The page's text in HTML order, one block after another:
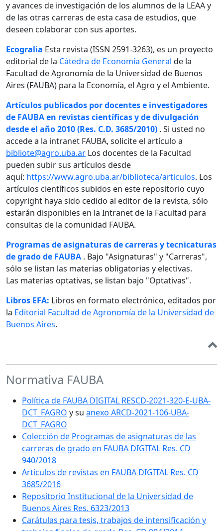
y avances de investigación de los alumnos de la LEAA y
de las otras carreras de esta casa de estudios, que
deseen colaborar con sus aportes.
Ecogralia Esta revista (ISSN 2591-3263), es un proyecto
editorial de la Cátedra de Economía General de la
Facultad de Agronomía de la Universidad de Buenos
Aires (FAUBA) para la Economía, el Agro y el Ambiente.
Artículos publicados por docentes e investigadores
de FAUBA en revistas científicas y de divulgación
desde el año 2010 (Res. C.D. 3685/2010) . Si usted no
accede a la intranet FAUBA, solicite el artículo a
bibliote@agro.uba.ar Los docentes de la Facultad
pueden subir sus artículos desde
aquí: https://www.agro.uba.ar/biblioteca/articulos. Los
artículos científicos subidos en este repositorio cuyo
copyright haya sido cedido al editor de la revista, sólo
estarán disponibles en la Intranet de la Facultad para
consultas de la comunidad FAUBA.
Programas de asignaturas de carreras y tecnicaturas
de grado de FAUBA . Bajo "Asignaturas" y "Carreras",
sólo se listan las materias obligatorias y electivas.
Las materias optativas, se listan bajo "Optativas".
Libros EFA: Libros en formato electrónico, editados por
la Editorial Facultad de Agronomía de la Universidad de
Buenos Aires.
Normativa FAUBA
Política de FAUBA DIGITAL RESCD-2021-320-E-UBA-
DCT_FAGRO y su anexo ARCD-2021-106-UBA-
DCT_FAGRO
Colección de Programas de asignaturas de las
carreras de grado en FAUBA DIGITAL Res. CD
940/2018
Artículos de revistas en FAUBA DIGITAL Res. CD
3685/2016
Repositorio Institucional de la Universidad de
Buenos Aires Res. 6323/2013
Carátulas para tesis, trabajos de intensificación y